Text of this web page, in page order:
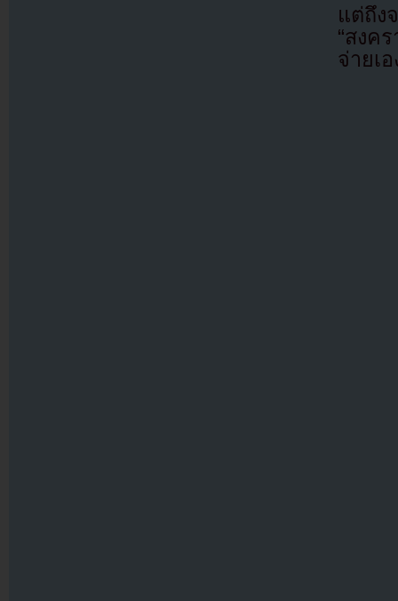
แต่ถึง
“สงค
จ่ายเ